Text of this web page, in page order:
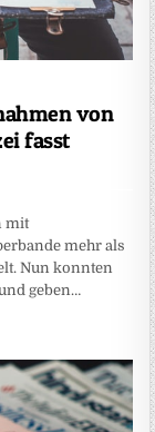
von
fasst
mit
mehr als
Nun konnten
geben…